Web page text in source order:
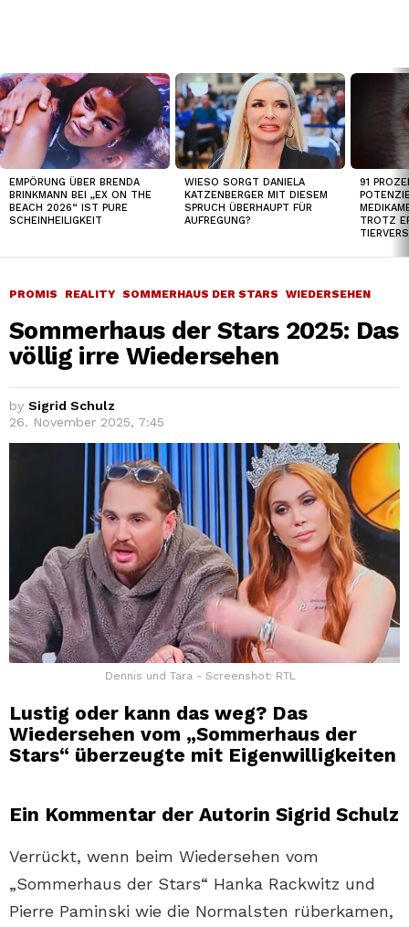
TOP
NEWS
EMPÖRUNG ÜBER BRENDA
BRINKMANN BEI „EX ON THE
BEACH 2026“ IST PURE
SCHEINHEILIGKEIT
WIESO SORGT DANIELA
KATZENBERGER MIT DIESEM
SPRUCH ÜBERHAUPT FÜR
AUFREGUNG?
91
TROTZ
PROMIS REALITY SOMMERHAUS DER STARS WIEDERSEHEN
Sommerhaus der Stars 2025: Das
völlig irre Wiedersehen
by Sigrid Schulz
26. November 2025, 7:45
Dennis und Tara - Screenshot: RTL
Lustig oder kann das weg? Das
Wiedersehen vom „Sommerhaus der
Stars“ überzeugte mit Eigenwilligkeiten
Ein Kommentar der Autorin Sigrid Schulz
Verrückt, wenn beim Wiedersehen vom
„Sommerhaus der Stars“ Hanka Rackwitz und
Pierre Paminski wie die Normalsten rüberkamen,